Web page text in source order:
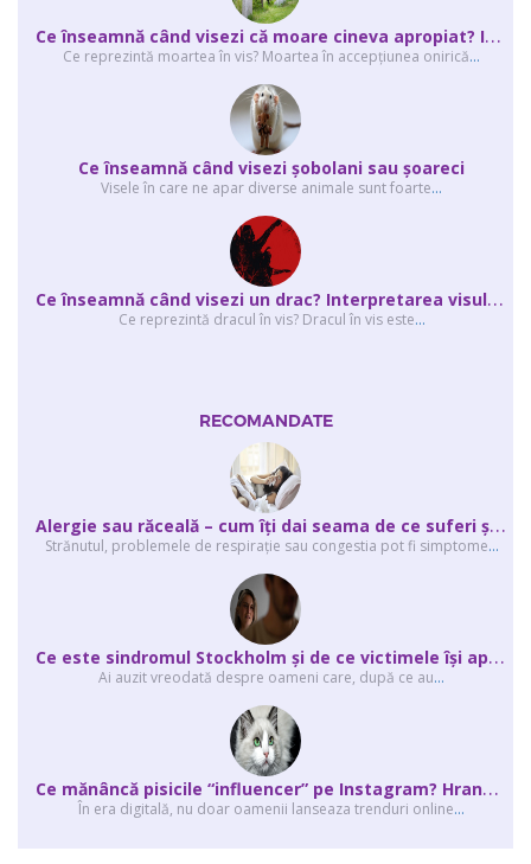
C
e înseamnă când visezi că moare cineva apropiat? Interpretarea visului în ...
Ce reprezintă moartea în vis? Moartea în accepţiunea onirică...
Ce înseamnă când visezi şobolani sau şoareci
Visele în care ne apar diverse animale sunt foarte...
C
e înseamnă când visezi un drac? Interpretarea visului în care apar unul sau...
Ce reprezintă dracul în vis? Dracul în vis este...
RECOMANDATE
A
lergie sau răceală – cum îţi dai seama de ce suferi și de ce conteaz...
Strănutul, problemele de respirație sau congestia pot fi simptome...
C
e este sindromul Stockholm și de ce victimele își apără agresorii.
Ai auzit vreodată despre oameni care, după ce au...
C
e mănâncă pisicile “influencer” pe Instagram? Hrana lor virală
În era digitală, nu doar oamenii lanseaza trenduri online...